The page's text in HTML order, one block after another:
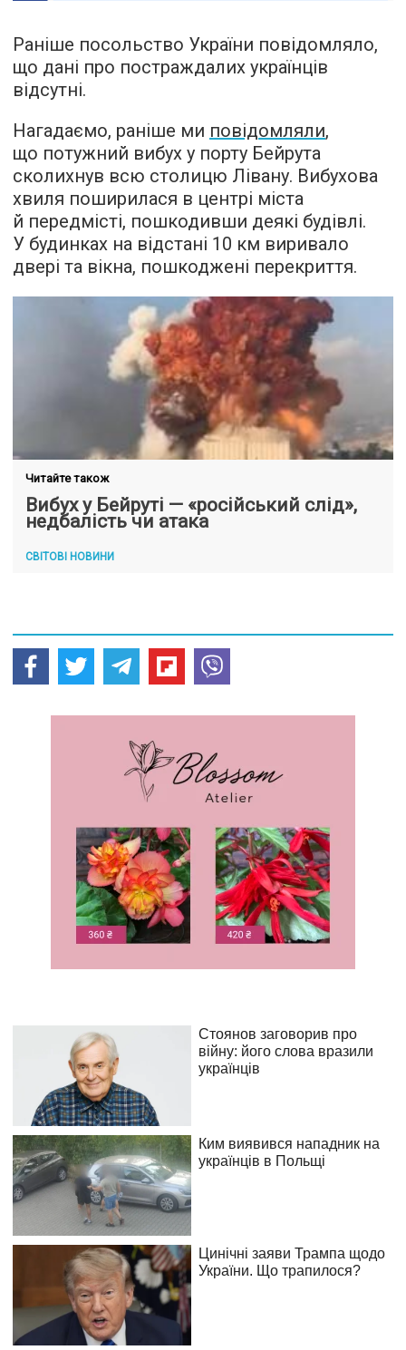
Раніше посольство України повідомляло,
що дані про постраждалих українців
відсутні.
Нагадаємо, раніше ми повідомляли,
що потужний вибух у порту Бейрута
сколихнув всю столицю Лівану. Вибухова
хвиля поширилася в центрі міста
й передмісті, пошкодивши деякі будівлі.
У будинках на відстані 10 км виривало
двері та вікна, пошкоджені перекриття.
Читайте також
Вибух у Бейруті — «російський слід»,
недбалість чи атака
СВІТОВІ НОВИНИ